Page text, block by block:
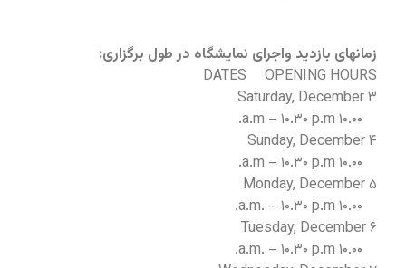
زمانهای بازدید واجرای نمایشگاه در طول برگزاری:
DATES OPENING HOURS
Saturday, December ۳
Sunday, December ۴
Monday, December ۵
Tuesday, December ۶